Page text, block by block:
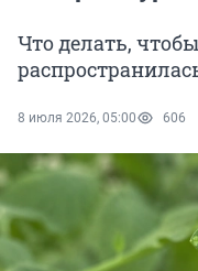
Что делать,
8 июля 2026, 05:00 606